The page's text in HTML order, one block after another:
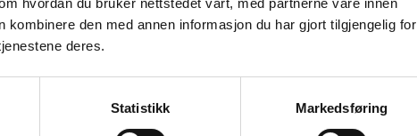
den med annen informasjon du har gjort tilgjengelig for
deres.
Statistikk Markedsføring
tone, Marina grønne fliser fra